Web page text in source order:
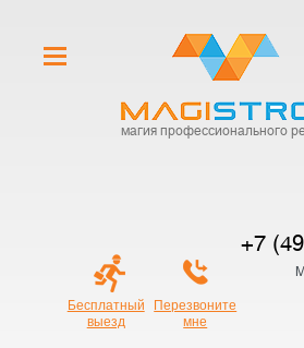
магия профессионального
+7
Бесплатный
выезд
Перезвоните
мне